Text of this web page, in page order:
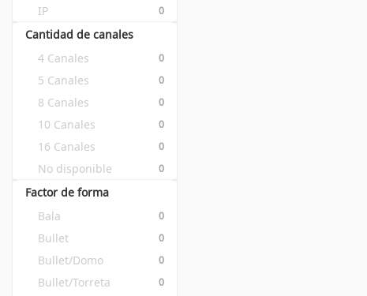
IP 0
Cantidad de canales
4 Canales
0
5 Canales 0
8 Canales 0
10 Canales 0
16 Canales 0
No disponible 0
Factor de forma
Bala
0
Bullet 0
Bullet/Domo 0
Bullet/Torreta 0